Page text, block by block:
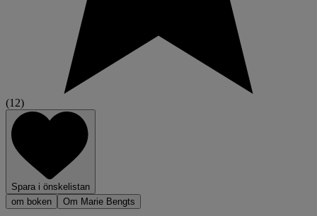
(12)
Spara i önskelistan
om boken
Om Marie Bengts